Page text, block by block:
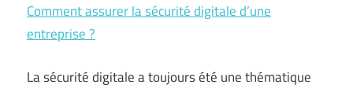
Comment assurer la sécurité digitale d’une
entreprise ?
La sécurité digitale a toujours été une thématique